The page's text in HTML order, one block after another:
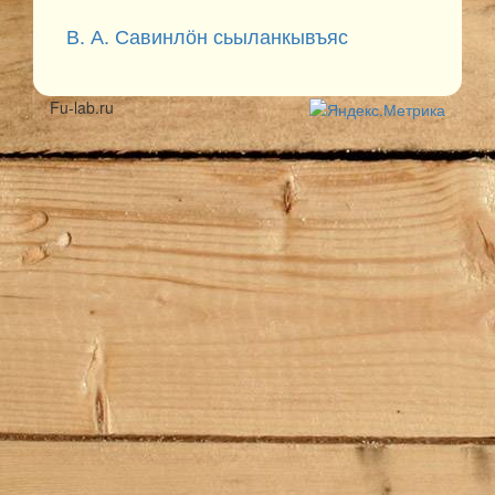
В. А. Савинлӧн сьыланкывъяс
Fu-lab.ru